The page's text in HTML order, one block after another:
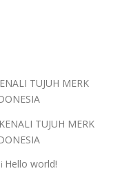
TUJUH MERK
TUJUH MERK
Hello world!